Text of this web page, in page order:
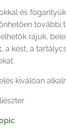
és
további
rájuk,
, a kést, a
kiválóan